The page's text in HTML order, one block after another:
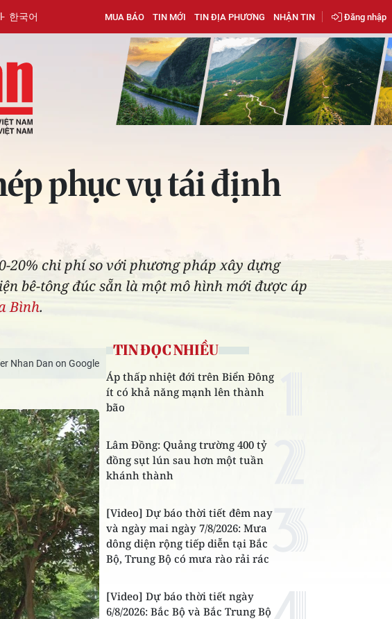
한국어 MUA BÁO TIN MỚI TIN ĐỊA PHƯƠNG NHẬN TIN Đăng nhập
phục vụ tái định
20% chi phí so với phương pháp xây dựng
bê-tông đúc sẵn là một mô hình mới được áp
Bình.
Nhan Dan on Google
TIN ĐỌC NHIỀU
Áp thấp nhiệt đới trên Biển Đông
ít có khả năng mạnh lên thành
bão
Lâm Đồng: Quảng trường 400 tỷ
đồng sụt lún sau hơn một tuần
khánh thành
[Video] Dự báo thời tiết đêm nay
và ngày mai ngày 7/8/2026: Mưa
dông diện rộng tiếp diễn tại Bắc
Bộ, Trung Bộ có mưa rào rải rác
[Video] Dự báo thời tiết ngày
6/8/2026: Bắc Bộ và Bắc Trung Bộ